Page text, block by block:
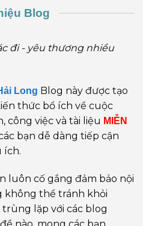
Blog
đi - yêu thương nhiều
Long Blog này được tạo
thức bổ ích về cuộc
công việc và tài liệu MIỄN
bạn dễ dàng tiếp cận
ích.
luôn cố gắng đảm bảo nội
không thể tránh khỏi
lặp với các blog